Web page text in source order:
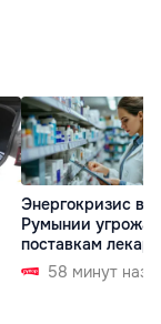
Энергокризис в
Румынии
поставкам
58 минут